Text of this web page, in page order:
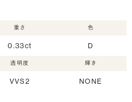
重さ
0.33ct
色
D
透明度
VVS2
輝き
NONE